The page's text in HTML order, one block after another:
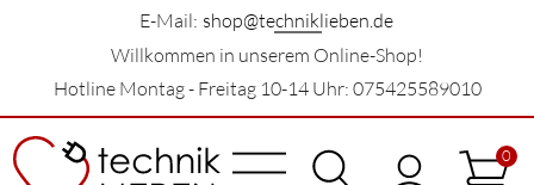
E-Mail: shop@techniklieben.de
Willkommen in unserem Online-Shop!
Hotline Montag - Freitag 10-14 Uhr: 075425589010
0